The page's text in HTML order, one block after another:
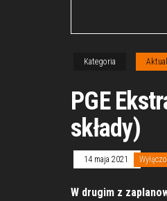
Kategoria
PGE
składy)
14 maja 2021
W drugim z